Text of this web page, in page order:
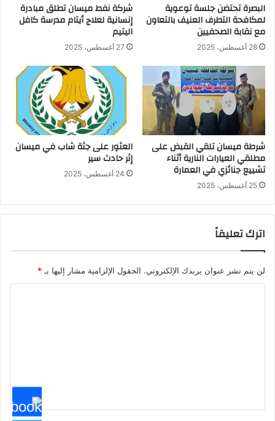
البصرة تحتضن جلسة توعوية
لمكافحة التطرف العنيف بالتعاون
مع نقابة الصحفيين
28 أغسطس، 2025
شركة نفط ميسان تطلق مبادرة
إنسانية لعلاج أيتام مدرسة كافل
اليتيم
27 أغسطس، 2025
شرطة ميسان تلقي القبض على
مطلقي العيارات النارية أثناء
تشييع جنائزي في العمارة
25 أغسطس، 2025
العثور على جثة شاب في ميسان
إثر حادث سير
24 أغسطس، 2025
اترك تعليقاً
لن يتم نشر عنوان بريدك الإلكتروني. الحقول الإلزامية مشار إليها بـ *